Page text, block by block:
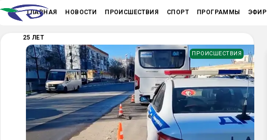
ГЛАВНАЯ НОВОСТИ ПРОИСШЕСТВИЯ СПОРТ ПРОГРАММЫ ЭФИР
25 ЛЕТ
ПРОИСШЕСТВИЯ